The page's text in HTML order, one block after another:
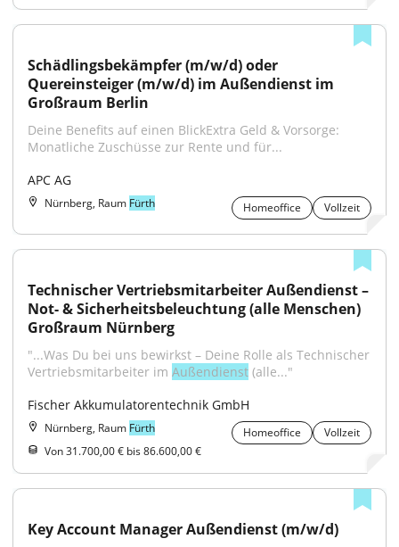
Schädlingsbekämpfer (m/w/d) oder
Quereinsteiger (m/w/d) im Außendienst im
Großraum Berlin
Deine Benefits auf einen BlickExtra Geld & Vorsorge:
Monatliche Zuschüsse zur Rente und für...
APC AG
Nürnberg, Raum Fürth Homeoffice Vollzeit
Technischer Vertriebsmitarbeiter Außendienst –
Not- & Sicherheitsbeleuchtung (alle Menschen)
Großraum Nürnberg
"...Was Du bei uns bewirkst – Deine Rolle als Technischer
Vertriebsmitarbeiter im Außendienst (alle..."
Fischer Akkumulatorentechnik GmbH
Nürnberg, Raum Fürth Homeoffice
Vollzeit
Von 31.700,00 € bis 86.600,00 €
Key Account Manager Außendienst (m/w/d)